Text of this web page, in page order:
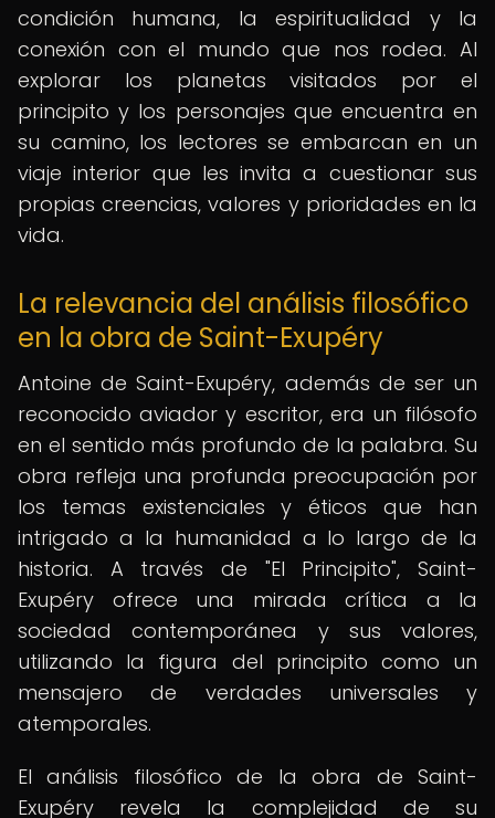
condición humana, la espiritualidad y la
conexión con el mundo que nos rodea. Al
explorar los planetas visitados por el
principito y los personajes que encuentra en
su camino, los lectores se embarcan en un
viaje interior que les invita a cuestionar sus
propias creencias, valores y prioridades en la
vida.
La relevancia del análisis filosófico
en la obra de Saint-Exupéry
Antoine de Saint-Exupéry, además de ser un
reconocido aviador y escritor, era un filósofo
en el sentido más profundo de la palabra. Su
obra refleja una profunda preocupación por
los temas existenciales y éticos que han
intrigado a la humanidad a lo largo de la
historia. A través de "El Principito", Saint-
Exupéry ofrece una mirada crítica a la
sociedad contemporánea y sus valores,
utilizando la figura del principito como un
mensajero de verdades universales y
atemporales.
El análisis filosófico de la obra de Saint-
Exupéry revela la complejidad de su